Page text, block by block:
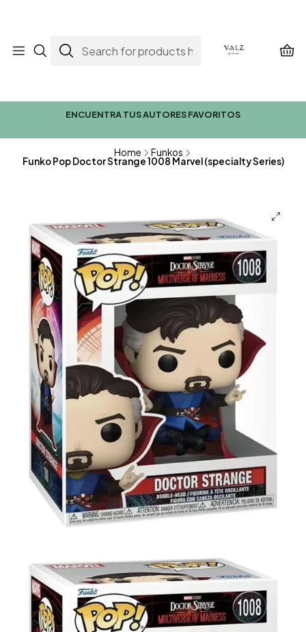
ENCUENTRA TUS AUTORES FAVORITOS
Home Funkos
Funko Pop Doctor Strange 1008 Marvel (specialty Series)